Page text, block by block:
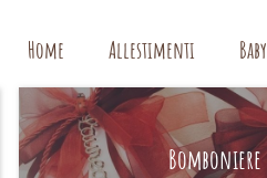
Home Allestimenti Baby
Bomboniere